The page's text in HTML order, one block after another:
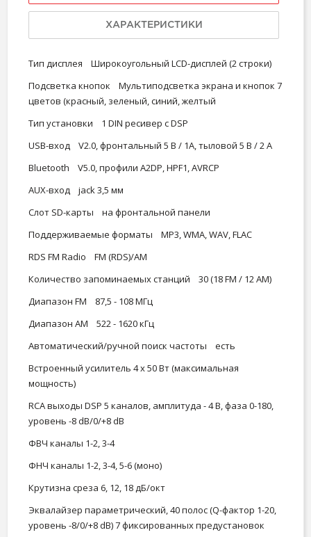
ХАРАКТЕРИСТИКИ
Тип дисплея Широкоугольный LCD-дисплей (2 строки)
Подсветка кнопок Мультиподсветка экрана и кнопок 7
цветов (красный, зеленый, синий, желтый
Тип установки 1 DIN ресивер с DSP
USB-вход V2.0, фронтальный 5 B / 1А, тыловой 5 В / 2 А
Bluetooth V5.0, профили A2DP, HPF1, AVRCP
AUX-вход jack 3,5 мм
Слот SD-карты на фронтальной панели
Поддерживаемые форматы MP3, WMA, WAV, FLAC
RDS FM Radio FM (RDS)/AM
Количество запоминаемых станций 30 (18 FM / 12 AM)
Диапазон FM 87,5 - 108 МГц
Диапазон AM 522 - 1620 кГц
Автоматический/ручной поиск частоты есть
Встроенный усилитель 4 х 50 Вт (максимальная
мощность)
RCA выходы DSP 5 каналов, амплитуда - 4 В, фаза 0-180,
уровень -8 dB/0/+8 dB
ФВЧ каналы 1-2, 3-4
ФНЧ каналы 1-2, 3-4, 5-6 (моно)
Крутизна среза 6, 12, 18 дБ/окт
Эквалайзер параметрический, 40 полос (Q-фактор 1-20,
уровень -8/0/+8 dB) 7 фиксированных предустановок